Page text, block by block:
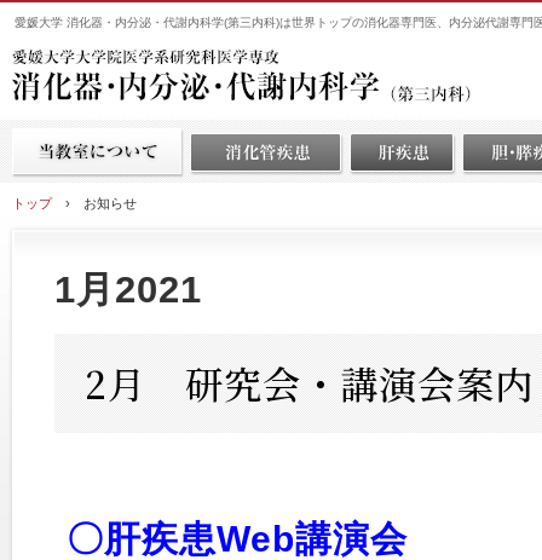
愛媛大学 消化器・内分泌・代謝内科学(第三内科)は世界トップの消化器専門医、内分泌代謝専門
トップ› お知らせ
1月2021
2月 研究会・講演会案内
〇肝疾患Web講演会